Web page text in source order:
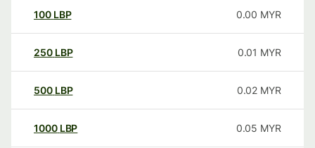
100 LBP 0.00 MYR
250 LBP 0.01 MYR
500 LBP 0.02 MYR
1000 LBP 0.05 MYR